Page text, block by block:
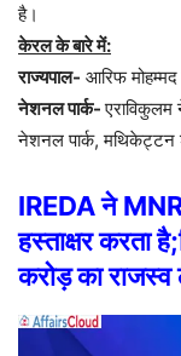
है।
केरल के बारे में:
राज्यपाल- आरिफ
नेशनल पार्क-एराविकुलम
नेशनल पार्क, मथिकेट्टन
IREDA ने
हस्ताक्षर करता
करोड़ का राजस्व